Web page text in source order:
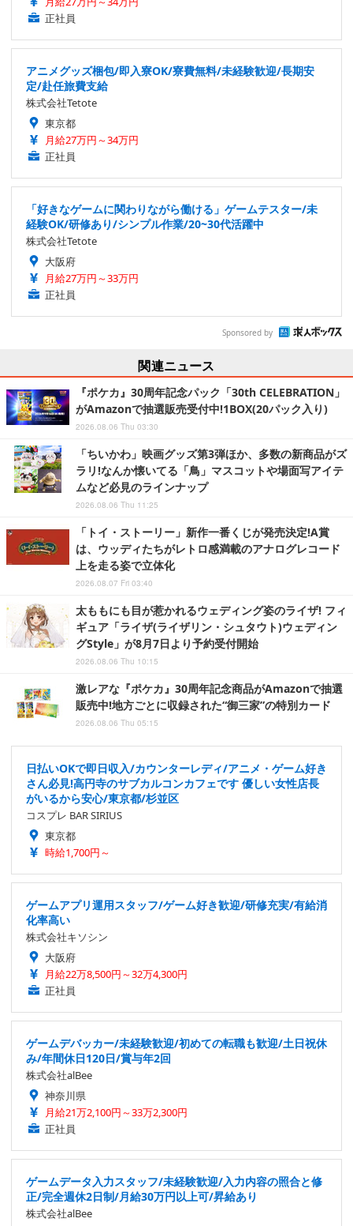
正社員
アニメグッズ梱包/即入寮OK/寮費無料/未経験歓迎/長期安
定/赴任旅費支給
株式会社Tetote
東京都
月給27万円～34万円
正社員
「好きなゲームに関わりながら働ける」ゲームテスター/未
経験OK/研修あり/シンプル作業/20~30代活躍中
株式会社Tetote
大阪府
月給27万円～33万円
正社員
Sponsored by
関連ニュース
『ポケカ』30周年記念パック「30th CELEBRATION」
がAmazonで抽選販売受付中!1BOX(20パック入り)
2026.08.06 Thu 03:30
「ちいかわ」映画グッズ第3弾ほか、多数の新商品がズ
ラリ!なんか懐いてる「鳥」マスコットや場面写アイテ
ムなど必見のラインナップ
2026.08.06 Thu 11:25
「トイ・ストーリー」新作一番くじが発売決定!A賞
は、ウッディたちがレトロ感満載のアナログレコード
上を走る姿で立体化
2026.08.07 Fri 03:40
太ももにも目が惹かれるウェディング姿のライザ! フィ
ギュア「ライザ(ライザリン・シュタウト)ウェディン
グStyle」が8月7日より予約受付開始
2026.08.06 Thu 10:15
激レアな『ポケカ』30周年記念商品がAmazonで抽選
販売中!地方ごとに収録された“御三家”の特別カード
2026.08.06 Thu 05:15
日払いOKで即日収入/カウンターレディ/アニメ・ゲーム好き
さん必見!高円寺のサブカルコンカフェです 優しい女性店長
がいるから安心/東京都/杉並区
コスプレ BAR SIRIUS
東京都
時給1,700円～
ゲームアプリ運用スタッフ/ゲーム好き歓迎/研修充実/有給消
化率高い
株式会社キソシン
大阪府
月給22万8,500円～32万4,300円
正社員
ゲームデバッカー/未経験歓迎/初めての転職も歓迎/土日祝休
み/年間休日120日/賞与年2回
株式会社alBee
神奈川県
月給21万2,100円～33万2,300円
正社員
ゲームデータ入力スタッフ/未経験歓迎/入力内容の照合と修
正/完全週休2日制/月給30万円以上可/昇給あり
株式会社alBee